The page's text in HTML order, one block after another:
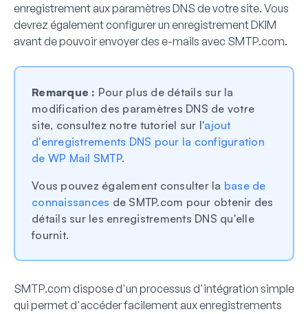
enregistrement aux paramètres DNS de votre site. Vous
devrez également configurer un enregistrement DKIM
avant de pouvoir envoyer des e-mails avec SMTP.com.
Remarque : Pour plus de détails sur la
modification des paramètres DNS de votre
site, consultez notre tutoriel sur l'ajout
d'enregistrements DNS pour la configuration
de WP Mail SMTP.
Vous pouvez également consulter la base de
connaissances de SMTP.com pour obtenir des
détails sur les enregistrements DNS qu'elle
fournit.
SMTP.com dispose d'un processus d'intégration simple
qui permet d'accéder facilement aux enregistrements